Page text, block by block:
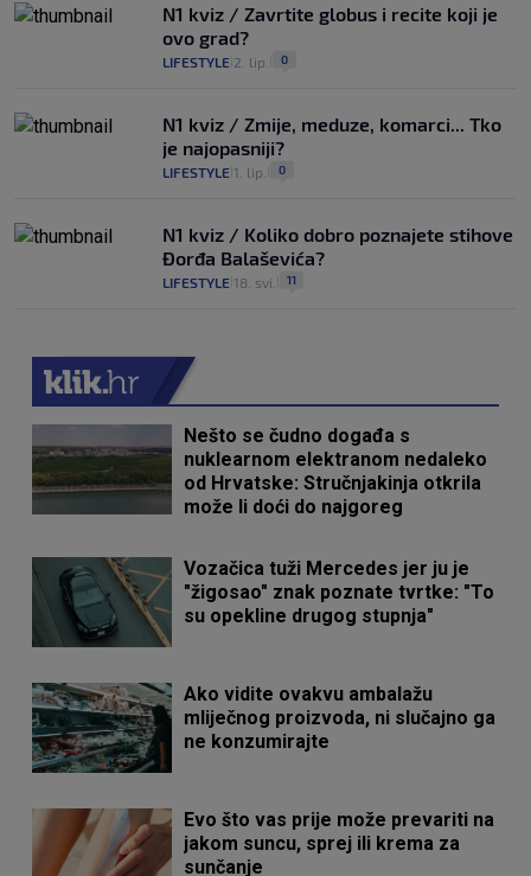
N1 kviz / Zavrtite globus i recite koji je
ovo grad?
LIFESTYLE 2. lip. 0
N1 kviz / Zmije, meduze, komarci... Tko
je najopasniji?
LIFESTYLE 1. lip. 0
N1 kviz / Koliko dobro poznajete stihove
Đorđa Balaševića?
LIFESTYLE 18. svi. 11
Nešto se čudno događa s
nuklearnom elektranom nedaleko
od Hrvatske: Stručnjakinja otkrila
može li doći do najgoreg
Vozačica tuži Mercedes jer ju je
"žigosao" znak poznate tvrtke: "To
su opekline drugog stupnja"
Ako vidite ovakvu ambalažu
mliječnog proizvoda, ni slučajno ga
ne konzumirajte
Evo što vas prije može prevariti na
jakom suncu, sprej ili krema za
sunčanje